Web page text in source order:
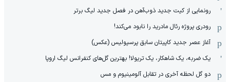
رونمایی از کیت جدید ذوب‌آهن در فصل جدید لیگ برتر
رودری پروژه رئال مادرید را نابود می‌کند!
آغاز عصر جدید کاپیتان سابق پرسپولیس (عکس)
یک ضربه، یک شاهکار، یک تریولا! بهترین گل‌های کنفرانس لیگ اروپا
دو گل لحظه آخری در تقابل آلومینیوم و مس